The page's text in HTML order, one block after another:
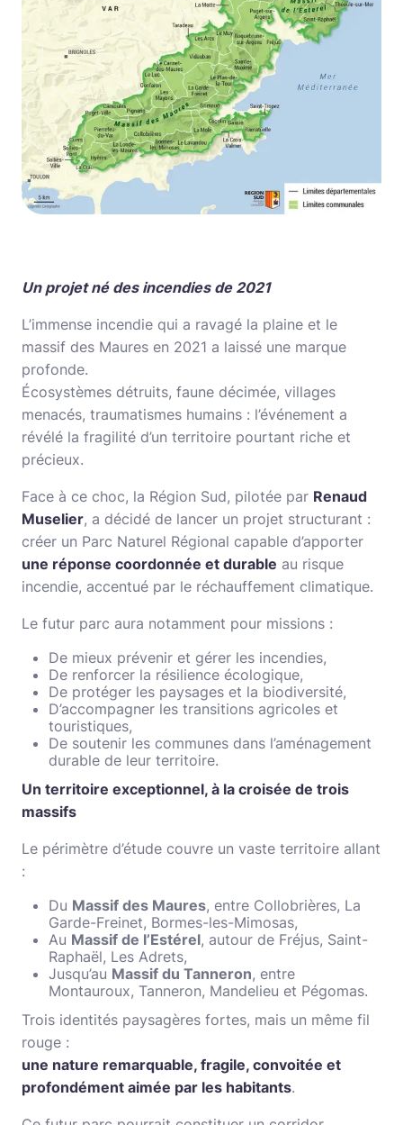
Un projet né des incendies de 2021
L’immense incendie qui a ravagé la plaine et le
massif des Maures en 2021 a laissé une marque
profonde.
Écosystèmes détruits, faune décimée, villages
menacés, traumatismes humains : l’événement a
révélé la fragilité d’un territoire pourtant riche et
précieux.
Face à ce choc, la Région Sud, pilotée par Renaud
Muselier, a décidé de lancer un projet structurant :
créer un Parc Naturel Régional capable d’apporter
une réponse coordonnée et durable au risque
incendie, accentué par le réchauffement climatique.
Le futur parc aura notamment pour missions :
De mieux prévenir et gérer les incendies,
De renforcer la résilience écologique,
De protéger les paysages et la biodiversité,
D’accompagner les transitions agricoles et
touristiques,
De soutenir les communes dans l’aménagement
durable de leur territoire.
Un territoire exceptionnel, à la croisée de trois
massifs
Le périmètre d’étude couvre un vaste territoire allant
:
Du Massif des Maures, entre Collobrières, La
Garde-Freinet, Bormes-les-Mimosas,
Au Massif de l’Estérel, autour de Fréjus, Saint-
Raphaël, Les Adrets,
Jusqu’au Massif du Tanneron, entre
Montauroux, Tanneron, Mandelieu et Pégomas.
Trois identités paysagères fortes, mais un même fil
rouge :
une nature remarquable, fragile, convoitée et
profondément aimée par les habitants.